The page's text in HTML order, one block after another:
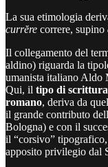
La sua etimologia
currĕre correre, supino
Il collegamento del
aldino) riguarda la
umanista italiano Aldo
Qui, il tipo di scrittura
romano, deriva da
il grande contributo
Bologna) e con il
il “corsivo”
apposito privilegio dal